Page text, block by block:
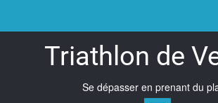
content
Triathlon de
Se dépasser en prenant du